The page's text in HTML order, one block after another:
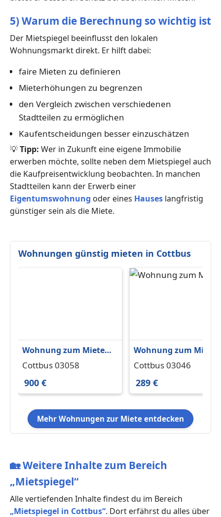
5) Warum die Berechnung so wichtig ist
Der Mietspiegel beeinflusst den lokalen
Wohnungsmarkt direkt. Er hilft dabei:
faire Mieten zu definieren
Mieterhöhungen zu begrenzen
den Vergleich zwischen verschiedenen
Stadtteilen zu ermöglichen
Kaufentscheidungen besser einzuschätzen
💡Tipp: Wer in Zukunft eine eigene Immobilie
erwerben möchte, sollte neben dem Mietspiegel auch
die Kaufpreisentwicklung beobachten. In manchen
Stadtteilen kann der Erwerb einer
Eigentumswohnung oder eines Hauses langfristig
günstiger sein als die Miete.
Wohnungen günstig mieten in Cottbus
Wohnung zum Mieten
in Cottbus 900 € 110 m²
Cottbus 03058
900 €
Wohnung zum Mieten
in Cottbus 289 € 33.92
Cottbus 03046
289 €
Mehr Wohnungen zur Miete entdecken
🏡Weitere Inhalte zum Bereich
„Mietspiegel“
Alle vertiefenden Inhalte findest du im Bereich
„Mietspiegel in Cottbus“. Dort erfährst du alles über